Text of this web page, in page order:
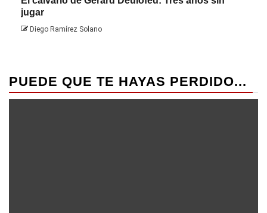
jugar
Diego Ramírez Solano
PUEDE QUE TE HAYAS PERDIDO...